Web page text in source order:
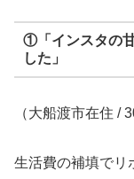
①「インスタの
した」
（大船渡市在住 /
生活費の補填でリ